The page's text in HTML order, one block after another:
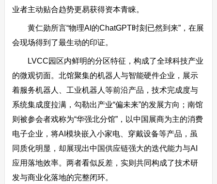
业者主动贴合趋势更易获得资本青睐。
黄仁勋所言“物理AI的ChatGPT时刻已然到来”，在展
会现场得到了最生动的印证。
LVCC园区内鲜明的分区特征，构成了全球科技产业
的微观切面。北馆聚集的机器人与智能硬件企业，展示
着服务机器人、工业机器人等前沿产品，技术完成度与
系统集成度拉满，勾勒出产业“偏未来”的发展方向；南馆
则被参会者戏称为“华强北分馆”，以中国展商为主的消费
电子企业，将AI模块嵌入小家电、穿戴设备等产品，虽
同质化明显，却展现出中国供应链强大的迭代能力与AI
应用落地效率。两者看似反差，实则共同构成了技术研
发与商业化落地的完整闭环。